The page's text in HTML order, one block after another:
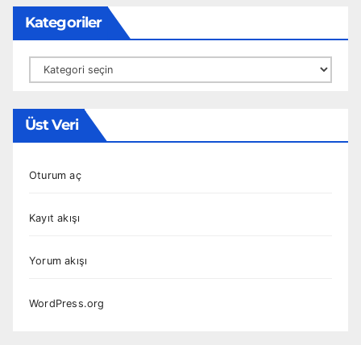
Kategoriler
Kategoriler
Üst Veri
Oturum aç
Kayıt akışı
Yorum akışı
WordPress.org